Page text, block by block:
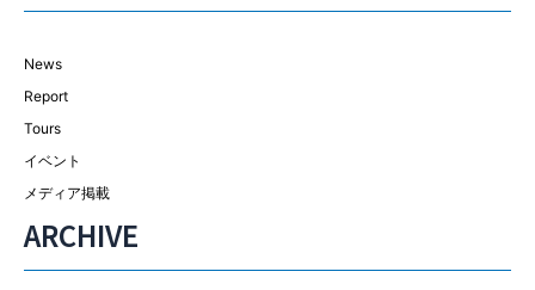
News
Report
Tours
イベント
メディア掲載
ARCHIVE